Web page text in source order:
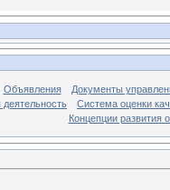
Объявления
Документы
деятельность
Система оценки
Концепции развития